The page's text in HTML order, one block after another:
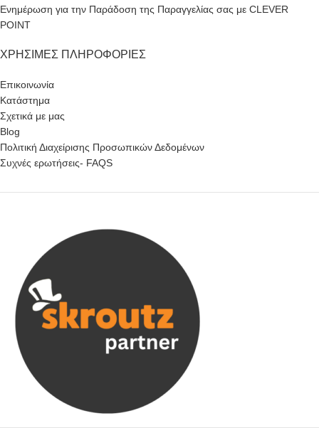
Ενημέρωση για την Παράδοση της Παραγγελίας σας με CLEVER
POINT
ΧΡΉΣΙΜΕΣ ΠΛΗΡΟΦΟΡΊΕΣ
Επικοινωνία
Κατάστημα
Σχετικά με μας
Blog
Πολιτική Διαχείρισης Προσωπικών Δεδομένων
Συχνές ερωτήσεις- FAQS